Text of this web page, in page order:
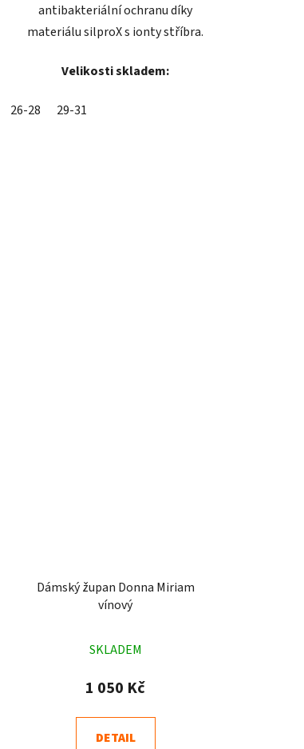
antibakteriální ochranu díky
materiálu silproX s ionty stříbra.
Velikosti skladem:
26-28 29-31
Dámský župan Donna Miriam
vínový
hodnocení
produktu
4,9
z
SKLADEM
1 050 Kč
DETAIL